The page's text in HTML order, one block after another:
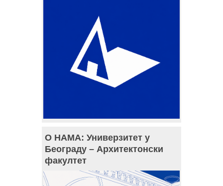
О НАМА: Универзитет у
Београду – Архитектонски
факултет